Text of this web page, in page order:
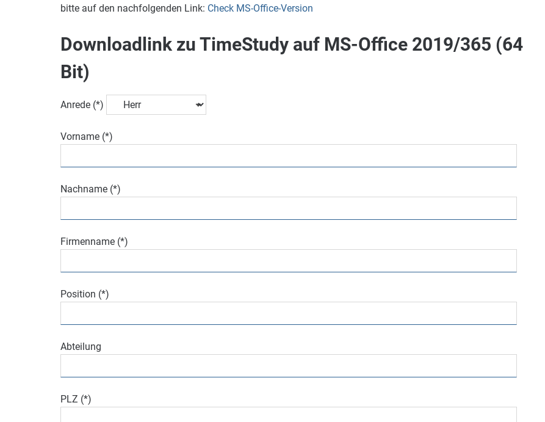
bitte auf den nachfolgenden Link: Check MS-Office-Version
Downloadlink zu TimeStudy auf MS-Office 2019/365 (64
Bit)
Anrede (*)
Vorname (*)
Nachname (*)
Firmenname (*)
Position (*)
Abteilung
PLZ (*)